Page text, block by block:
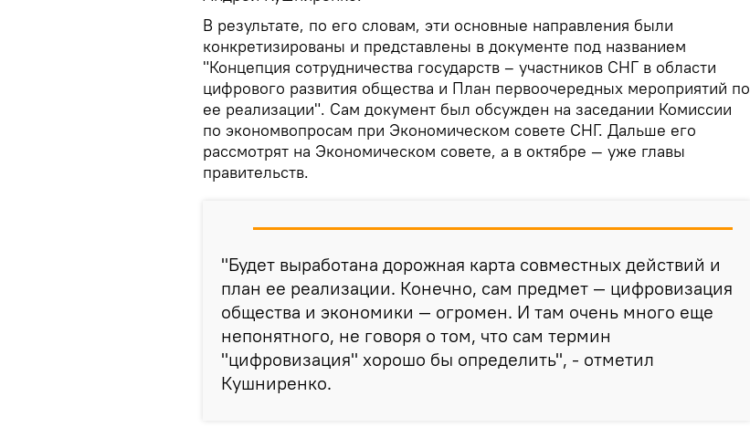
В результате, по его словам, эти основные направления были
конкретизированы и представлены в документе под названием
"Концепция сотрудничества государств – участников СНГ в области
цифрового развития общества и План первоочередных мероприятий по
ее реализации". Сам документ был обсужден на заседании Комиссии
по экономвопросам при Экономическом совете СНГ. Дальше его
рассмотрят на Экономическом совете, а в октябре — уже главы
правительств.
"Будет выработана дорожная карта совместных действий и
план ее реализации. Конечно, сам предмет — цифровизация
общества и экономики — огромен. И там очень много еще
непонятного, не говоря о том, что сам термин
"цифровизация" хорошо бы определить", - отметил
Кушниренко.